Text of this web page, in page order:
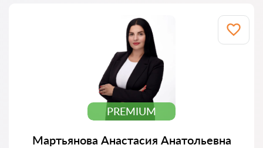
PREMIUM
Мартьянова Анастасия Анатольевна